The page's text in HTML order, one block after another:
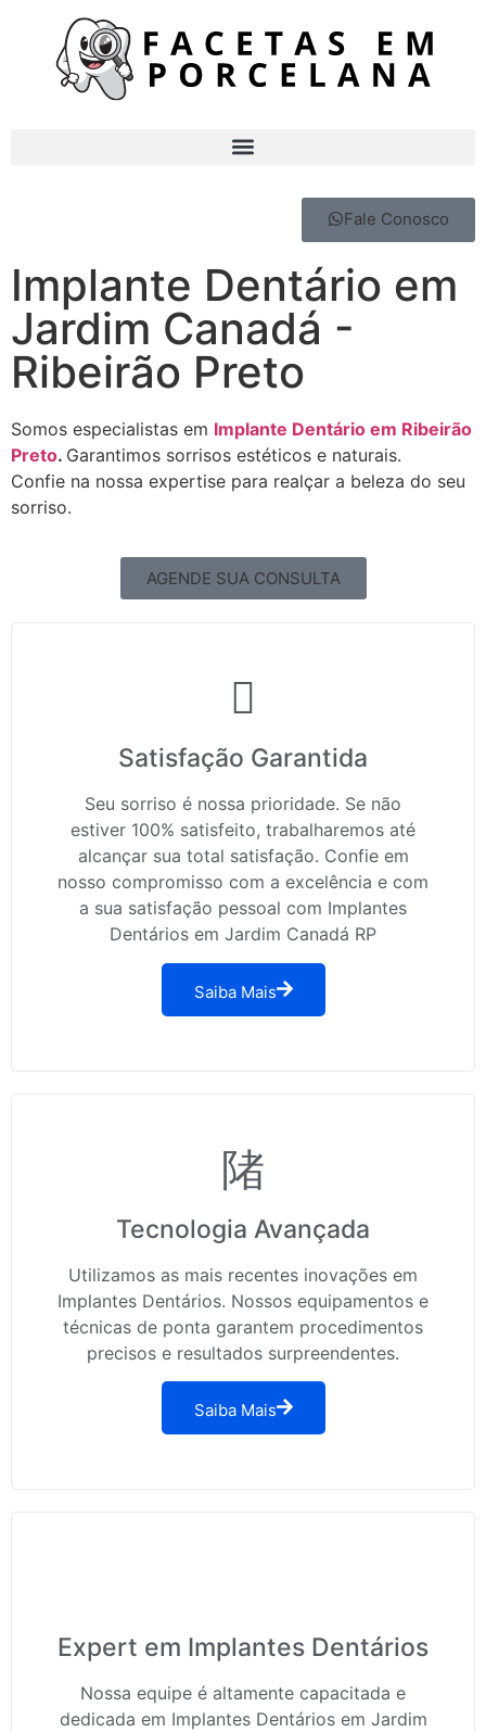
Fale Conosco
Implante Dentário em
Jardim Canadá -
Ribeirão Preto
Somos especialistas em Implante Dentário em Ribeirão
Preto. Garantimos sorrisos estéticos e naturais.
Confie na nossa expertise para realçar a beleza do seu
sorriso.
AGENDE SUA CONSULTA
Satisfação Garantida
Seu sorriso é nossa prioridade. Se não
estiver 100% satisfeito, trabalharemos até
alcançar sua total satisfação. Confie em
nosso compromisso com a excelência e com
a sua satisfação pessoal com Implantes
Dentários em Jardim Canadá RP
Saiba Mais
Tecnologia Avançada
Utilizamos as mais recentes inovações em
Implantes Dentários. Nossos equipamentos e
técnicas de ponta garantem procedimentos
precisos e resultados surpreendentes.
Saiba Mais
Expert em Implantes Dentários
Nossa equipe é altamente capacitada e
dedicada em Implantes Dentários em Jardim